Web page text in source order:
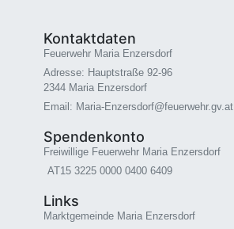
Kontaktdaten
Feuerwehr Maria Enzersdorf
Adresse: Hauptstraße 92-96
2344 Maria Enzersdorf
Email: Maria-Enzersdorf@feuerwehr.gv.at
Spendenkonto
Freiwillige Feuerwehr Maria Enzersdorf
AT15 3225 0000 0400 6409
Links
Marktgemeinde Maria Enzersdorf